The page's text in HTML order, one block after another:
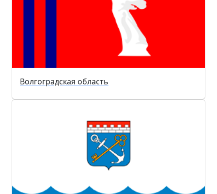
Волгоградская область